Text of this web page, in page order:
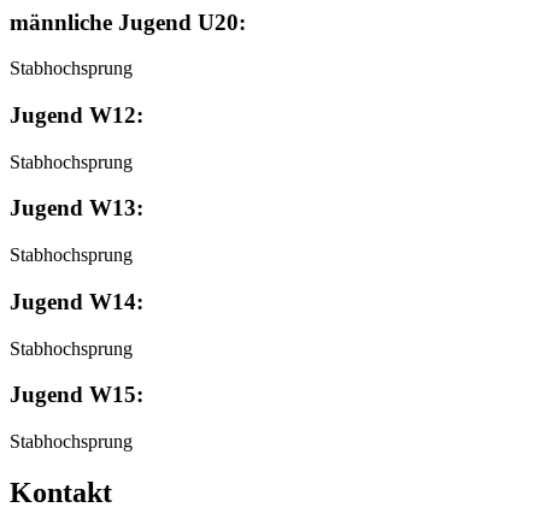
männliche Jugend U20:
Stabhochsprung
Jugend W12:
Stabhochsprung
Jugend W13:
Stabhochsprung
Jugend W14:
Stabhochsprung
Jugend W15:
Stabhochsprung
Kontakt